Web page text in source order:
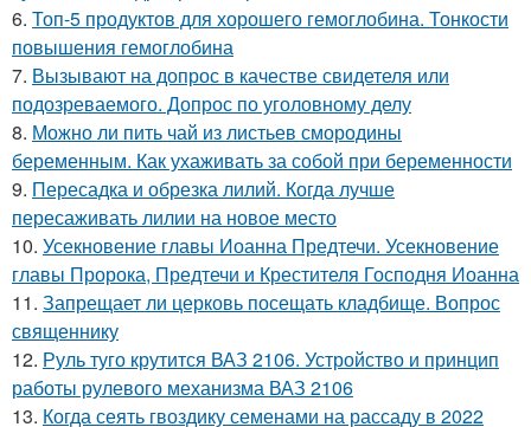
6. Топ-5 продуктов для хорошего гемоглобина. Тонкости
повышения гемоглобина
7. Вызывают на допрос в качестве свидетеля или
подозреваемого. Допрос по уголовному делу
8. Можно ли пить чай из листьев смородины
беременным. Как ухаживать за собой при беременности
9. Пересадка и обрезка лилий. Когда лучше
пересаживать лилии на новое место
10. Усекновение главы Иоанна Предтечи. Усекновение
главы Пророка, Предтечи и Крестителя Господня Иоанна
11. Запрещает ли церковь посещать кладбище. Вопрос
священнику
12. Руль туго крутится ВАЗ 2106. Устройство и принцип
работы рулевого механизма ВАЗ 2106
13. Когда сеять гвоздику семенами на рассаду в 2022